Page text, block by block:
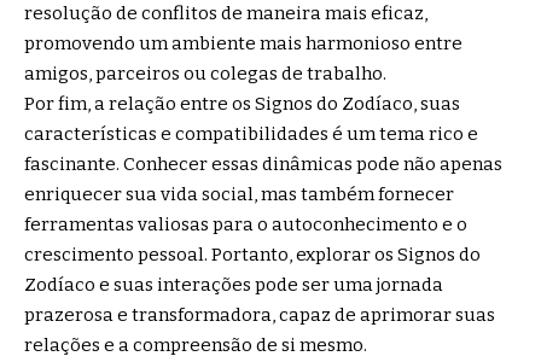
resolução de conflitos de maneira mais eficaz,
promovendo um ambiente mais harmonioso entre
amigos, parceiros ou colegas de trabalho.
Por fim, a relação entre os Signos do Zodíaco, suas
características e compatibilidades é um tema rico e
fascinante. Conhecer essas dinâmicas pode não apenas
enriquecer sua vida social, mas também fornecer
ferramentas valiosas para o autoconhecimento e o
crescimento pessoal. Portanto, explorar os Signos do
Zodíaco e suas interações pode ser uma jornada
prazerosa e transformadora, capaz de aprimorar suas
relações e a compreensão de si mesmo.